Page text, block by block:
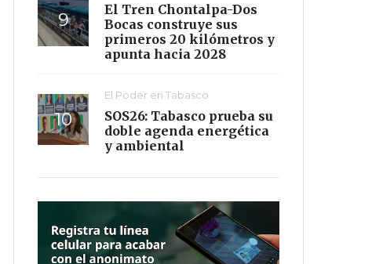
El Tren Chontalpa-Dos
Bocas construye sus
primeros 20 kilómetros y
apunta hacia 2028
El Poder en Tabasco
SOS26: Tabasco prueba su
doble agenda energética
y ambiental